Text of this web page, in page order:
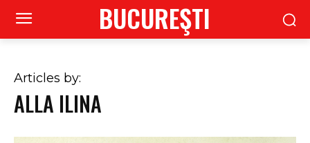
BUCUREŞTI
Articles by:
ALLA ILINA